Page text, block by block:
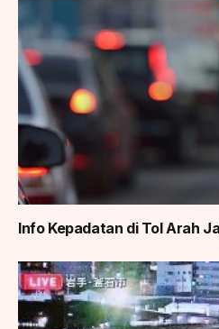
Info Kepadatan di Tol Arah